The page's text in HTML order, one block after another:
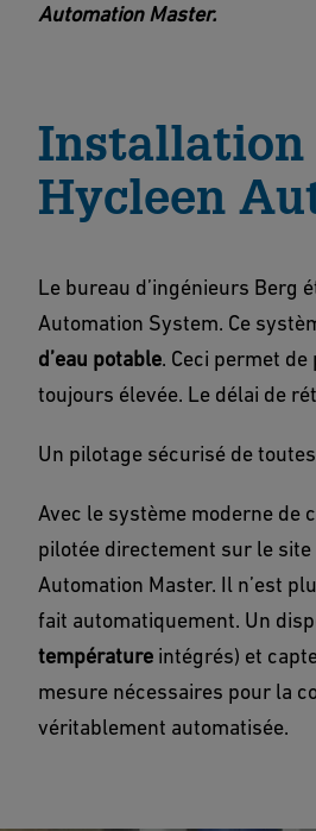
Automation Master.
Installation
Hycleen
Le bureau d’ingénieurs Berg
Automation System. Ce
d’eau potable. Ceci permet
toujours élevée. Le délai de
Un pilotage sécurisé de
Avec le système moderne de
pilotée directement sur le
Automation Master. Il n’est
fait automatiquement. Un
température intégrés) et
mesure nécessaires pour la
véritablement automatisée.